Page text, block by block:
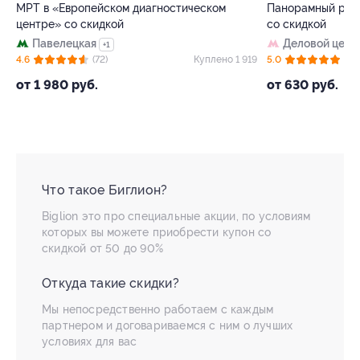
МРТ в «Европейском диагностическом
центре» со скидкой
Павелецкая
+1
от 1 980 руб.
4.6 (72) Куплено 1 919
Панорамный
со скидкой
Деловой
от 630 руб.
5.0
Что такое Биглион?
Biglion это про специальные акции, по условиям
которых вы можете приобрести купон со
скидкой от 50 до 90%
Откуда такие скидки?
Мы непосредственно работаем с каждым
партнером и договариваемся с ним о лучших
условиях для вас